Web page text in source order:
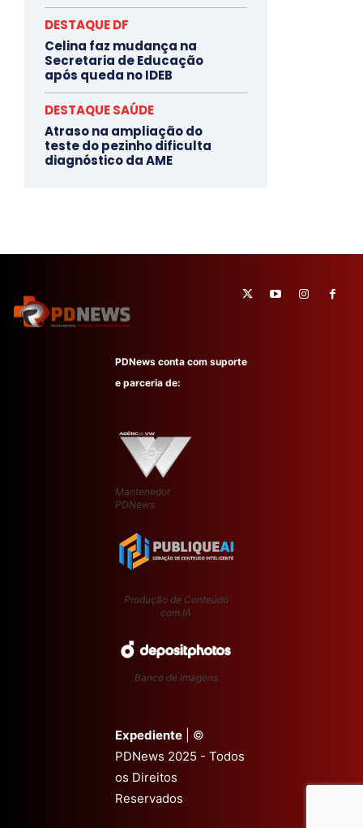
DESTAQUE DF
Celina faz mudança na
Secretaria de Educação
após queda no IDEB
DESTAQUE SAÚDE
Atraso na ampliação do
teste do pezinho dificulta
diagnóstico da AME
PDNews conta com suporte
e parceria de:
Mantenedor
PDNews
Produção de Conteúdo
com IA
Banco de Imagens
Expediente | ©
PDNews 2025 - Todos
os Direitos
Reservados